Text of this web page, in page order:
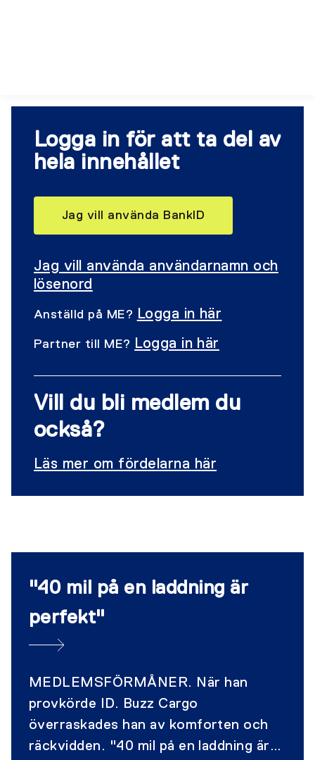
Logga in för att ta del av
hela innehållet
Jag vill använda BankID
Jag vill använda användarnamn och
lösenord
Anställd på ME? Logga in här
Partner till ME? Logga in här
Vill du bli medlem du
också?
Läs mer om fördelarna här
"40 mil på en laddning är
perfekt"
MEDLEMSFÖRMÅNER. När han
provkörde ID. Buzz Cargo
överraskades han av komforten och
räckvidden. "40 mil på en laddning är